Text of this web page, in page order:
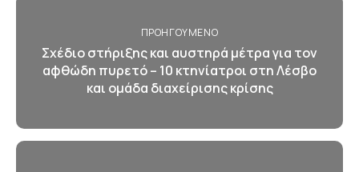
ΠΡΟΗΓΟΎΜΕΝΟ
Σχέδιο στήριξης και αυστηρά μέτρα για τον
αφθώδη πυρετό – 10 κτηνίατροι στη Λέσβο
και ομάδα διαχείρισης κρίσης